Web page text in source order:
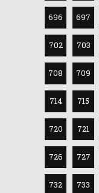
696 697
702 703
708 709
714 715
720 721
726 727
732 733